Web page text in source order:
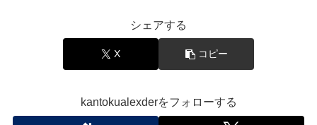
シェアする
X コピー
kantokualexderをフォローする